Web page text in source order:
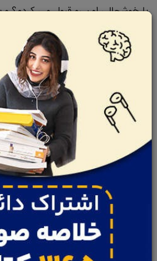
با خوشحالی اون رو قبول می کردم؟
سریع تصمیمتون رو می گیرید.
بریم سراغ تست سوم: تست در دو طرفه
این تست خیلی کاربردیه و توی خیلی
کمکمون میاد. جف بزوس مدیرعامل
این روش توی تصمیم گیری هاش
همین موضوع باعث پیشرفت این
مثل درهای یک طرفه هستن، اگه از
که اونطرف در می بینیم دوست نداشته
جایی که قبلا بودیم برگردیم.